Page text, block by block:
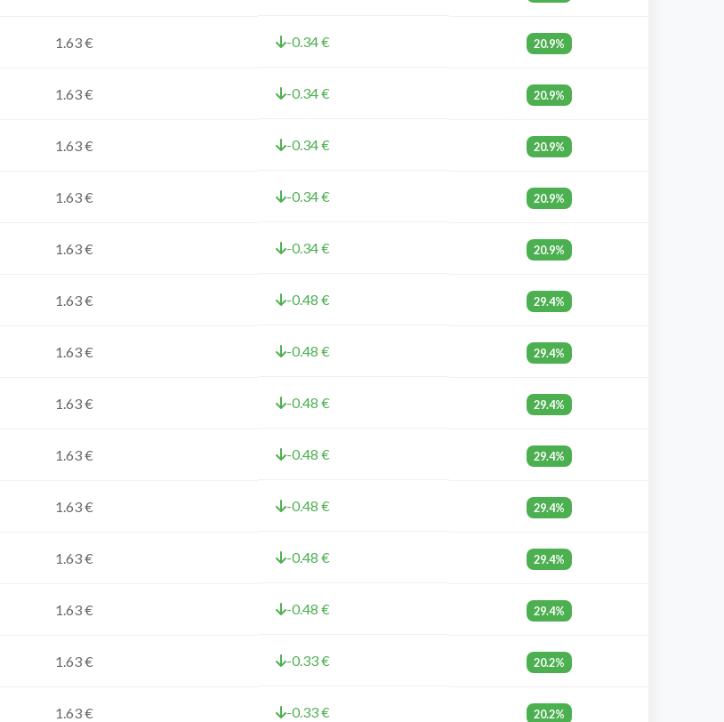
1.63 € -0.34 € 20.9%
1.63 € -0.34 € 20.9%
1.63 € -0.34 € 20.9%
1.63 € -0.34 € 20.9%
1.63 € -0.34 € 20.9%
1.63 € -0.48 € 29.4%
1.63 € -0.48 € 29.4%
1.63 € -0.48 € 29.4%
1.63 € -0.48 € 29.4%
1.63 € -0.48 € 29.4%
1.63 € -0.48 € 29.4%
1.63 € -0.48 € 29.4%
1.63 € -0.33 € 20.2%
1.63 € -0.33 € 20.2%